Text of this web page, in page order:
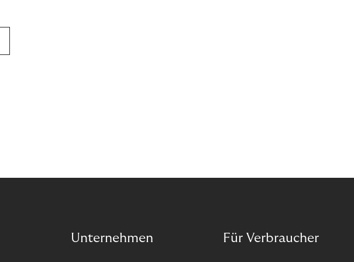
Unternehmen Für Verbraucher